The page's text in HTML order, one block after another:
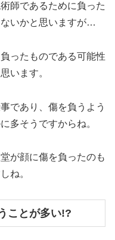
師であるために負った
いかと思いますが…
ったものである可能性
います。
であり、傷を負うよう
多そうですからね。
が顔に傷を負ったのも
ね。
ことが多い!?